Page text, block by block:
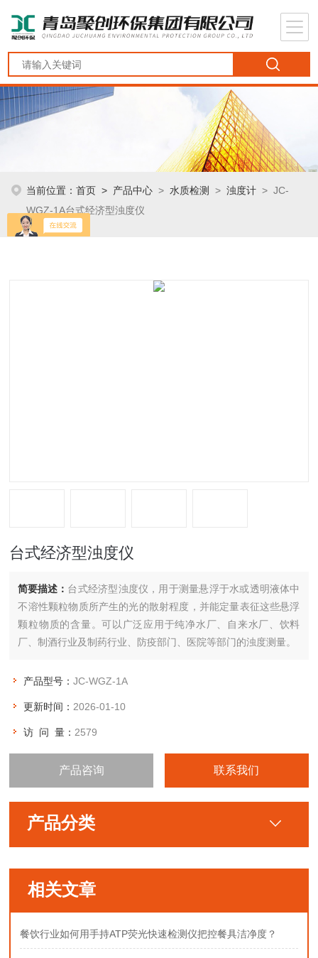
当前位置：首页 > 产品中心 >水质检测 >浊度计 > JC-
WGZ-1A台式经济型浊度仪
台式经济型浊度仪
简要描述： 台式经济型浊度仪，用于测量悬浮于水或透明液体中
不溶性颗粒物质所产生的光的散射程度，并能定量表征这些悬浮
颗粒物质的含量。可以广泛应用于纯净水厂、自来水厂、饮料
厂、制酒行业及制药行业、防疫部门、医院等部门的浊度测量。
产品型号：JC-WGZ-1A
更新时间： 2026-01-10
访 问 量： 2579
产品咨询 联系我们
产品分类
相关文章
餐饮行业如何用手持ATP荧光快速检测仪把控餐具洁净度？